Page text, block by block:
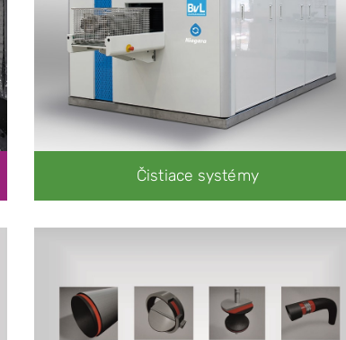
Filtračné a recyklačné zariadenia
Odparovacie zariadenia
Zariadenie pre čistenie strojov a filtráciu kvapalín
Filtre Iprotect
Čistiace systémy